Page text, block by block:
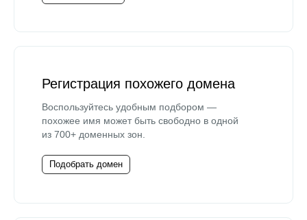
Регистрация похожего домена
Воспользуйтесь удобным подбором —
похожее имя может быть свободно в одной
из 700+ доменных зон.
Подобрать домен